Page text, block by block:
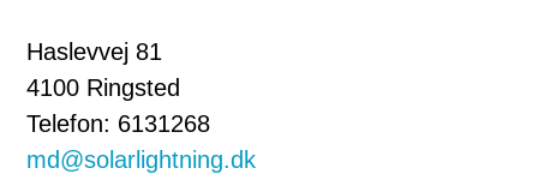
Haslevvej 81
4100 Ringsted
Telefon: 6131268
md@solarlightning.dk